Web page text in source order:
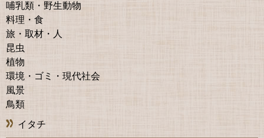
哺乳類・野生動物
料理・食
旅・取材・人
昆虫
植物
環境・ゴミ・現代社会
風景
鳥類
イタチ